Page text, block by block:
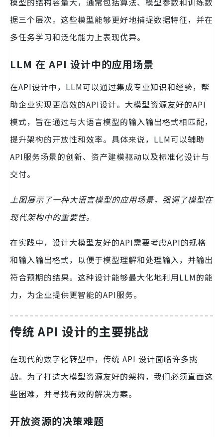
据三个层次。这些模型能够更好地捕捉数据特征，并在
多任务学习和泛化能力上表现优异。
LLM 在 API 设计中的应用场景
在API设计中，LLM可以通过集成专业知识和经验，帮
助企业实现更高效的API设计。大模型资源友好的API
模式，旨在通过与大语言模型的输入输出格式相匹配，
提升架构的开放性和效率。具体来说，LLM可以辅助
API服务场景的创新、资产建模驱动以及标准化设计与
交付。
上图展示了一种大语言模型的应用场景，强调了模型在
现代架构中的重要性。
在实践中，设计大模型友好的API需要考虑API的规格
和输入输出格式，以便于模型理解和处理输入，并输出
符合预期的结果。这种设计能够最大化地利用LLM的能
力，为企业提供更智能的API服务。
传统 API 设计的主要挑战
在现代的数字化转型中，传统 API 设计面临许多挑
战。为了打造大模型资源友好的架构，我们必须直面这
些困难，并寻找有效的解决方案。
开放资源的决策难题